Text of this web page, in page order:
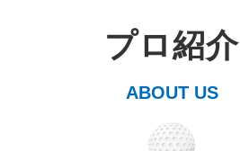
プロ紹介
ABOUT US